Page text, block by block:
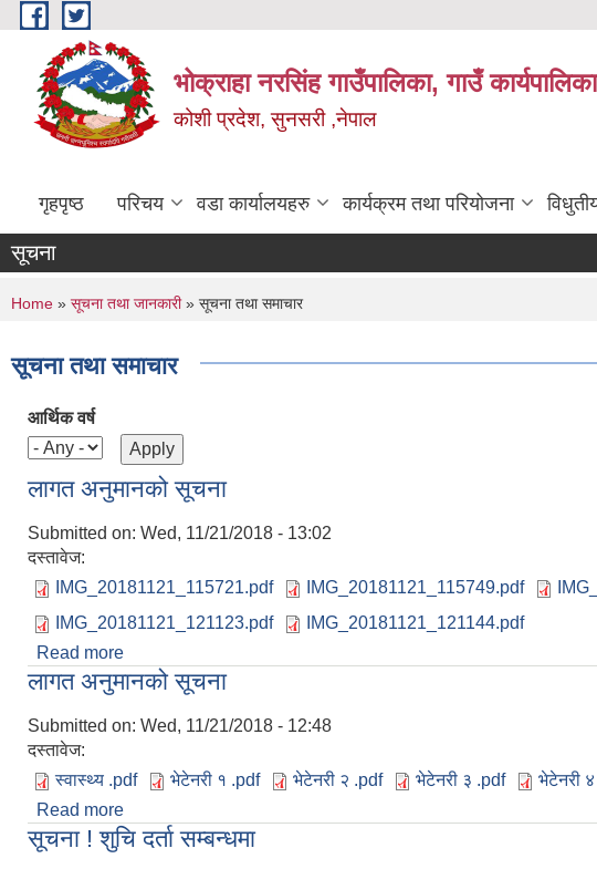
Skip to main content
भोक्राहा नरसिंह गाउँपालिका, गाउँ
कोशी प्रदेश, सुनसरी ,नेपाल
गृहपृष्ठ परिचय वडा कार्यालयहरु कार्यक्रम तथा परियोजना
सूचना
You are here
Home » सूचना तथा जानकारी» सूचना तथा समाचार
सूचना तथा समाचार
आर्थिक वर्ष
लागत अनुमानको सूचना
Submitted on: Wed, 11/21/2018 - 13:02
दस्तावेज:
IMG_20181121_115721.pdf
IMG_20181121_115749.pdf
IMG_20181121_121123.pdf
IMG_20181121_121144.pdf
Read more
लागत अनुमानको सूचना
Submitted on: Wed, 11/21/2018 - 12:48
दस्तावेज:
स्वास्थ्य .pdf
भेटेनरी १ .pdf भेटेनरी २ .pdf भेटेनरी ३ .pdf
भेटेनरी
Read more
सूचना ! शुचि दर्ता सम्बन्धमा